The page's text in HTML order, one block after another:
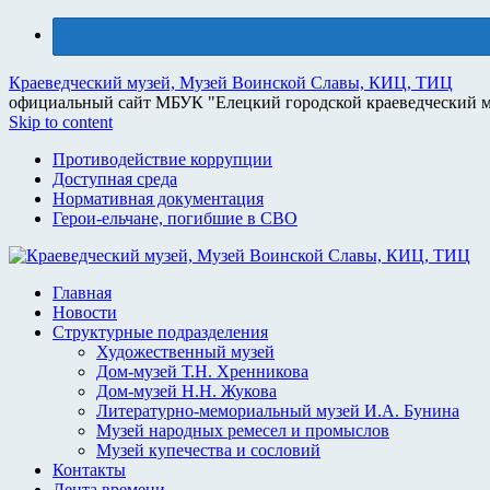
Краеведческий музей, Музей Воинской Славы, КИЦ, ТИЦ
официальный сайт МБУК "Елецкий городской краеведческий
Skip to content
Противодействие коррупции
Доступная среда
Нормативная документация
Герои-ельчане, погибшие в СВО
Главная
Новости
Структурные подразделения
Художественный музей
Дом-музей Т.Н. Хренникова
Дом-музей Н.Н. Жукова
Литературно-мемориальный музей И.А. Бунина
Музей народных ремесел и промыслов
Музей купечества и сословий
Контакты